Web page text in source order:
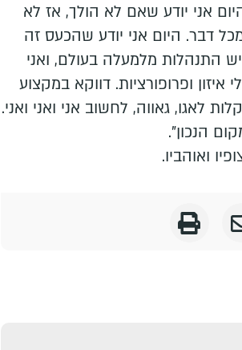
אני יודע שאם לא הולך, אז לא
דבר. היום אני יודע שהכעס זה
התנהלות מלמעלה בעולם, ואני
איזון ופרופורציות. דווקא במקצוע
לאגו, גאווה, לחשוב אני ואני ואני.
הנכון".
ואוהביו.